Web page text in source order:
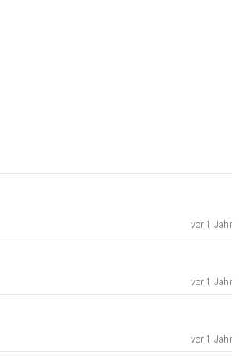
vor 1 Jahr
vor 1 Jahr
vor 1 Jahr